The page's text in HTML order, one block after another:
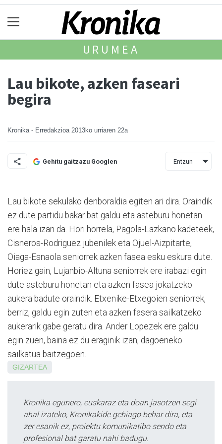
URUMEA
Lau bikote, azken faseari
begira
Kronika - Erredakzioa 2013ko urriaren 22a
Gehitu gaitzazu Googlen Entzun
Lau bikote sekulako denboraldia egiten ari dira. Oraindik
ez dute partidu bakar bat galdu eta asteburu honetan
ere hala izan da. Hori horrela, Pagola-Lazkano kadeteek,
Cisneros-Rodriguez jubenilek eta Ojuel-Aizpitarte,
Oiaga-Esnaola seniorrek azken fasea esku eskura dute.
Horiez gain, Lujanbio-Altuna seniorrek ere irabazi egin
dute asteburu honetan eta azken fasea jokatzeko
aukera badute oraindik. Etxenike-Etxegoien seniorrek,
berriz, galdu egin zuten eta azken fasera sailkatzeko
aukerarik gabe geratu dira. Ander Lopezek ere galdu
egin zuen, baina ez du eraginik izan, dagoeneko
sailkatua baitzegoen.
GIZARTEA
Kronika egunero, euskaraz eta doan jasotzen segi
ahal izateko, Kronikakide gehiago behar dira, eta
zer esanik ez, proiektu komunikatibo sendo eta
profesional bat garatu nahi badugu.